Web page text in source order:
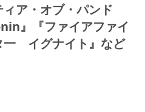
ィア・オブ・パンド
』『ファイアファイ
一 イグナイト』など